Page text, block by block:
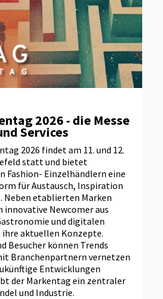
2026 - die Messe
Services
2026 findet am 11. und 12.
statt und bietet
Einzelhändlern eine
für Austausch, Inspiration
Neben etablierten Marken
innovative Newcomer aus
und digitalen
ihre aktuellen Konzepte.
Besucher können Trends
Branchenpartnern vernetzen
Entwicklungen
der Markentag ein zentraler
und Industrie.